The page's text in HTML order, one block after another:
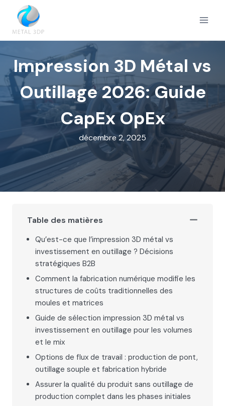
contenu
Impression 3D Métal vs
Outillage 2026: Guide
CapEx OpEx
décembre 2, 2025
Table des matières
Qu’est-ce que l’impression 3D métal vs
investissement en outillage ? Décisions
stratégiques B2B
Comment la fabrication numérique modifie les
structures de coûts traditionnelles des
moules et matrices
Guide de sélection impression 3D métal vs
investissement en outillage pour les volumes
et le mix
Options de flux de travail : production de pont,
outillage souple et fabrication hybride
Assurer la qualité du produit sans outillage de
production complet dans les phases initiales